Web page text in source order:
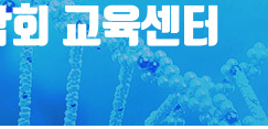
교육센터